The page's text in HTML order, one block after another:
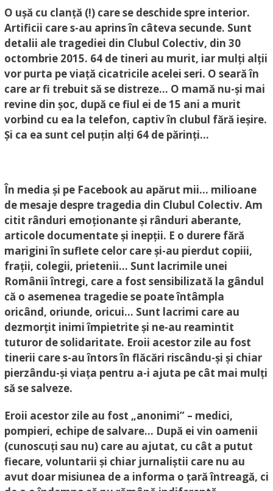
O ușă cu clanță (!) care se deschide spre interior.
Artificii care s-au aprins în câteva secunde. Sunt
detalii ale tragediei din Clubul Colectiv, din 30
octombrie 2015. 64 de tineri au murit, iar mulți alții
vor purta pe viață cicatricile acelei seri. O seară în
care ar fi trebuit să se distreze… O mamă nu-și mai
revine din șoc, după ce fiul ei de 15 ani a murit
vorbind cu ea la telefon, captiv în clubul fără ieșire.
Și ca ea sunt cel puțin alți 64 de părinți…
În media și pe Facebook au apărut mii… milioane
de mesaje despre tragedia din Clubul Colectiv. Am
citit rânduri emoționante și rânduri aberante,
articole documentate și inepții. E o durere fără
marigini în suflete celor care și-au pierdut copiii,
frații, colegii, prietenii… Sunt lacrimile unei
Românii întregi, care a fost sensibilizată la gândul
că o asemenea tragedie se poate întâmpla
oricând, oriunde, oricui… Sunt lacrimi care au
dezmorțit inimi împietrite și ne-au reamintit
tuturor de solidaritate. Eroii acestor zile au fost
tinerii care s-au întors în flăcări riscându-și și chiar
pierzându-și viața pentru a-i ajuta pe cât mai mulți
să se salveze.
Eroii acestor zile au fost „anonimi” – medici,
pompieri, echipe de salvare… După ei vin oamenii
(cunoscuți sau nu) care au ajutat, cu cât a putut
fiecare, voluntarii și chiar jurnaliștii care nu au
avut doar misiunea de a informa o țară întreagă, ci